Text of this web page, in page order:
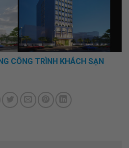
CÔNG TRÌNH KHÁCH SẠN